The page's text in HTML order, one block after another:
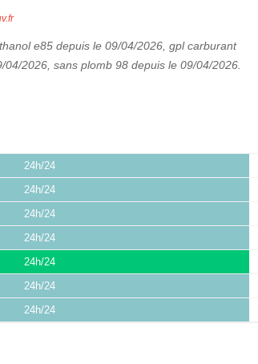
e85 depuis le 09/04/2026, gpl carburant
2026, sans plomb 98 depuis le 09/04/2026.
24h/24
24h/24
24h/24
24h/24
24h/24
24h/24
24h/24